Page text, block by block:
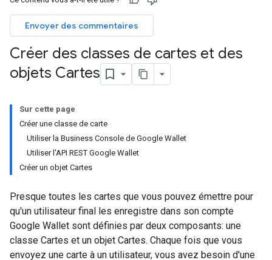
Envoyer des commentaires
Créer des classes de cartes et des
objets Cartes
Sur cette page
Créer une classe de carte
Utiliser la Business Console de Google Wallet
Utiliser l'API REST Google Wallet
Créer un objet Cartes
Presque toutes les cartes que vous pouvez émettre pour
qu'un utilisateur final les enregistre dans son compte
Google Wallet sont définies par deux composants: une
classe Cartes et un objet Cartes. Chaque fois que vous
envoyez une carte à un utilisateur, vous avez besoin d'une